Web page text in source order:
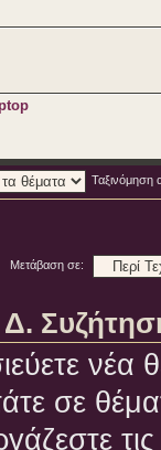
Ταξινόμηση
Μετάβαση σε:
νέα
σε